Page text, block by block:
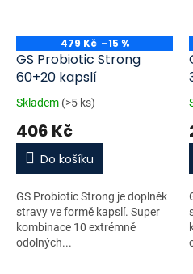
479 Kč –15 %
GS Probiotic Strong
60+20 kapslí
Skladem (>5 ks)
406 Kč
Do košíku
GS Probiotic Strong je doplněk
stravy ve formě kapslí. Super
kombinace 10 extrémně
odolných...